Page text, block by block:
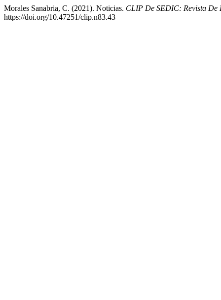
Morales Sanabria, C. (2021). Noticias. CLIP De SEDIC: Revista De
https://doi.org/10.47251/clip.n83.43